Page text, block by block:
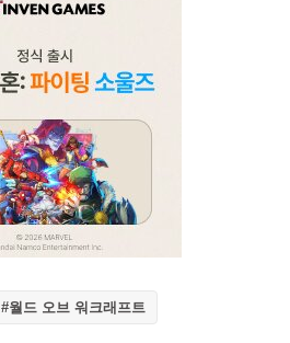
#월드 오브 워크래프트